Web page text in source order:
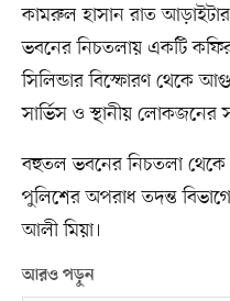
কামরুল হাসান রাত
ভবনের নিচতলায় একটি
সিলিন্ডার বিস্ফোরণ থেকে
সার্ভিস ও স্থানীয় লোকজনের
বহুতল ভবনের নিচতলা
পুলিশের অপরাধ তদন্ত
আলী মিয়া।
আরও পড়ুন